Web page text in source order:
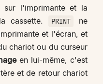
l'imprimante et la
cassette.
PRINT
ne
et l'écran, et
chariot ou du curseur
en lui-même, c'est
et de retour chariot